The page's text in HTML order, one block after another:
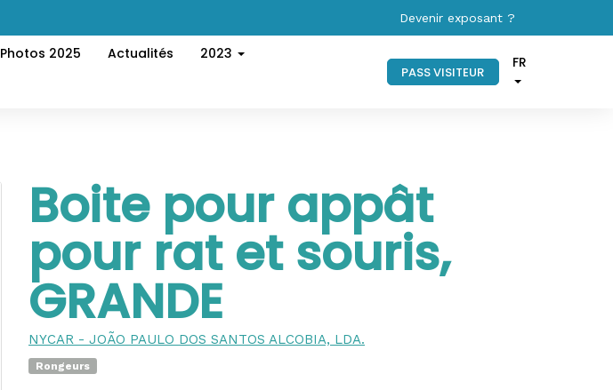
Devenir exposant ?
Photos 2025 Actualités 2023
PASS VISITEUR
FR
Boite pour appât
pour rat et souris,
GRANDE
NYCAR - JOÃO PAULO DOS SANTOS ALCOBIA, LDA.
Rongeurs